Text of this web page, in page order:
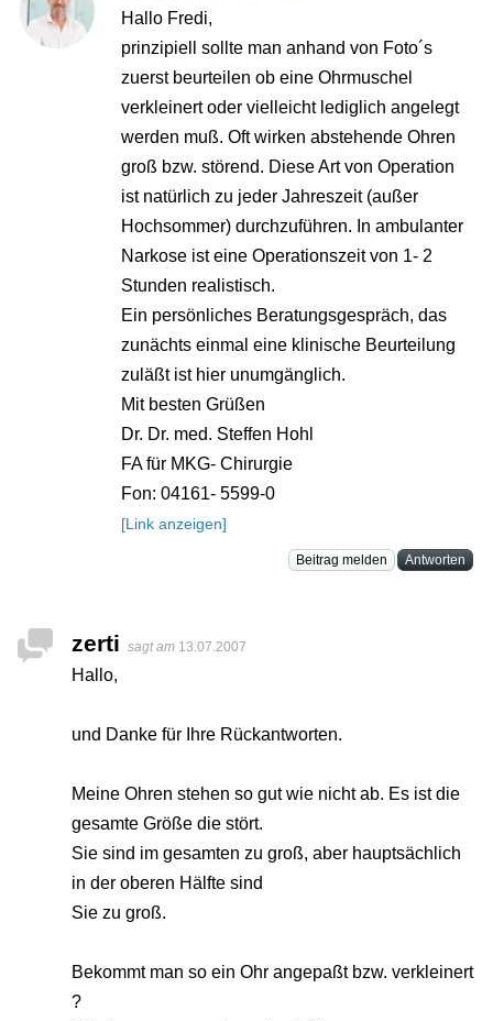
Hallo Fredi,
prinzipiell sollte man anhand von Foto´s
zuerst beurteilen ob eine Ohrmuschel
verkleinert oder vielleicht lediglich angelegt
werden muß. Oft wirken abstehende Ohren
groß bzw. störend. Diese Art von Operation
ist natürlich zu jeder Jahreszeit (außer
Hochsommer) durchzuführen. In ambulanter
Narkose ist eine Operationszeit von 1- 2
Stunden realistisch.
Ein persönliches Beratungsgespräch, das
zunächts einmal eine klinische Beurteilung
zuläßt ist hier unumgänglich.
Mit besten Grüßen
Dr. Dr. med. Steffen Hohl
FA für MKG- Chirurgie
Fon: 04161- 5599-0
[Link anzeigen]
Beitrag melden Antworten
zerti sagt am 13.07.2007
Hallo,
und Danke für Ihre Rückantworten.
Meine Ohren stehen so gut wie nicht ab. Es ist die
gesamte Größe die stört.
Sie sind im gesamten zu groß, aber hauptsächlich
in der oberen Hälfte sind
Sie zu groß.
Bekommt man so ein Ohr angepaßt bzw. verkleinert
?